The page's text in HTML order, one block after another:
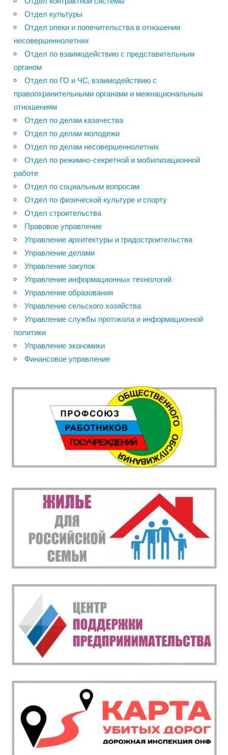
Отдел культуры
Отдел опеки и попечительства в отношении
несовершеннолетних
Отдел по взаимодействию с представительным
органом
Отдел по ГО и ЧС, взаимодействию с
правоохранительными органами и межнациональным
отношениям
Отдел по делам казачества
Отдел по делам молодежи
Отдел по делам несовершеннолетних
Отдел по режимно-секретной и мобилизационной
работе
Отдел по социальным вопросам
Отдел по физической культуре и спорту
Отдел строительства
Правовое управление
Управление архитектуры и градостроительства
Управление делами
Управление закупок
Управление информационных технологий
Управление образования
Управление сельского хозяйства
Управление службы протокола и информационной
политики
Управление экономики
Финансовое управление